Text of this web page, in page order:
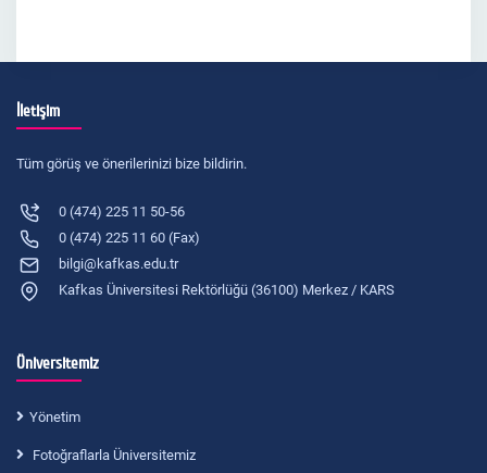
İletişim
Tüm görüş ve önerilerinizi bize bildirin.
0 (474) 225 11 50-56
0 (474) 225 11 60 (Fax)
bilgi@kafkas.edu.tr
Kafkas Üniversitesi Rektörlüğü (36100) Merkez / KARS
Üniversitemiz
Yönetim
Fotoğraflarla Üniversitemiz